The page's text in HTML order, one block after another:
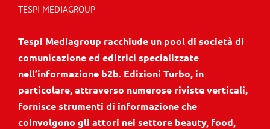
TESPI MEDIAGROUP
Tespi Mediagroup racchiude un pool di società di
comunicazione ed editrici specializzate
nell’informazione b2b. Edizioni Turbo, in
particolare, attraverso numerose riviste verticali,
fornisce strumenti di informazione che
coinvolgono gli attori nei settore beauty, food,